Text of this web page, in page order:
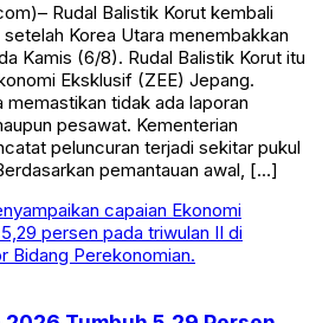
Rudal Balistik Korut kembali
Korea Utara menembakkan
Kamis (6/8). Rudal Balistik Korut itu
Eksklusif (ZEE) Jepang.
memastikan tidak ada laporan
pesawat. Kementerian
peluncuran terjadi sekitar pukul
pemantauan awal, […]